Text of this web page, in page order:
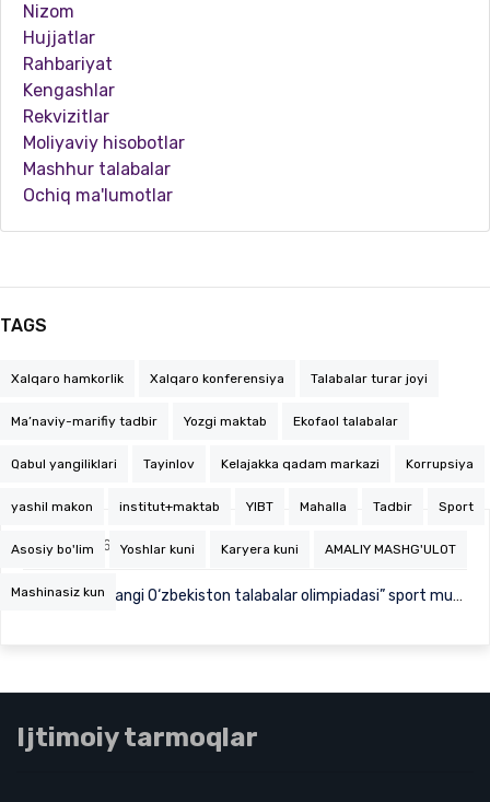
04.23.2026 1654
Yosh ijodkorlar nigohida san’at va an’ana uyg‘unligi
04.16.2026 2212
SamDPIda “Yangi O‘zbekiston talabalar olimpiadasi” sport musobaqalariga start berildi
Nizom
Hujjatlar
Rahbariyat
Kengashlar
Rekvizitlar
Moliyaviy hisobotlar
Mashhur talabalar
Ochiq ma'lumotlar
TAGS
Xalqaro hamkorlik Xalqaro konferensiya Talabalar turar joyi
Ma’naviy-marifiy tadbir Yozgi maktab Ekofaol talabalar
Qabul yangiliklari Tayinlov Kelajakka qadam markazi Korrupsiya
yashil makon institut+maktab YIBT Mahalla Tadbir Sport
Asosiy bo'lim Yoshlar kuni Karyera kuni AMALIY MASHG'ULOT
Mashinasiz kun
Ijtimoiy tarmoqlar